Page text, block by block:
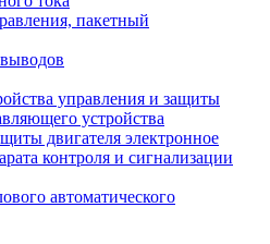
пакетный
управления и защиты
устройства
двигателя электронное
контроля и сигнализации
автоматического